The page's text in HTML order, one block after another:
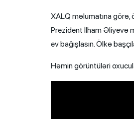
XALQ məlumatına
Prezident İlham Əliyevə
ev bağışlasın. Ölkə
Həmin görüntüləri